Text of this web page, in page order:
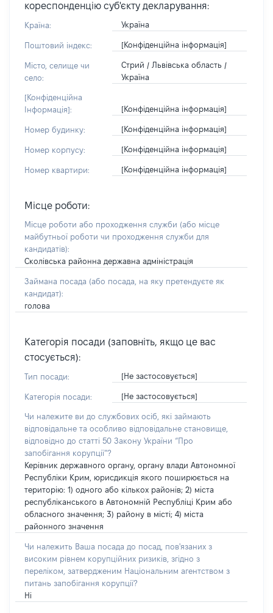
кореспонденцію суб'єкту декларування:
Країна: Україна
Поштовий індекс: [Конфіденційна інформація]
Місто, селище чи
село:
Стрий / Львівська область /
Україна
[Конфіденційна
Інформація]:
[Конфіденційна інформація]
Номер будинку: [Конфіденційна інформація]
Номер корпусу: [Конфіденційна інформація]
Номер квартири: [Конфіденційна інформація]
Місце роботи:
Місце роботи або проходження служби (або місце
майбутньої роботи чи проходження служби для
кандидатів):
Сколівська районна державна адміністрація
Займана посада (або посада, на яку претендуєте як
кандидат):
голова
Категорія посади (заповніть, якщо це вас
стосується):
Тип посади: [Не застосовується]
Категорія посади: [Не застосовується]
Чи належите ви до службових осіб, які займають
відповідальне та особливо відповідальне становище,
відповідно до статті 50 Закону України “Про
запобігання корупції”?
Керівник державного органу, органу влади Автономної
Республіки Крим, юрисдикція якого поширюється на
територію: 1) одного або кількох районів; 2) міста
республіканського в Автономній Республіці Крим або
обласного значення; 3) району в місті; 4) міста
районного значення
Чи належить Ваша посада до посад, пов'язаних з
високим рівнем корупційних ризиків, згідно з
переліком, затвердженим Національним агентством з
питань запобігання корупції?
Ні